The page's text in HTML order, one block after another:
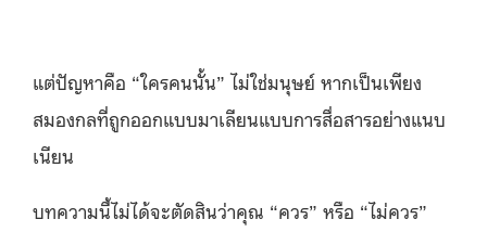
แต่ปัญหาคือ “ใครคนนั้น” ไม่ใช่มนุษย์ หากเป็นเพียง
สมองกลที่ถูกออกแบบมาเลียนแบบการสื่อสารอย่างแนบ
เนียน
บทความนี้ไม่ได้จะตัดสินว่าคุณ “ควร” หรือ “ไม่ควร”